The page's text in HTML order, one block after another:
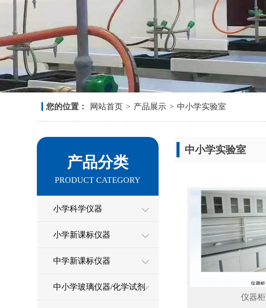
您的位置： 网站首页 > 产品展示 > 中小学实验室
产品分类
PRODUCT CATEGORY
小学科学仪器
小学新课标仪器
中学新课标仪器
中小学玻璃仪器/化学试剂
中小学实验室
仪器柜